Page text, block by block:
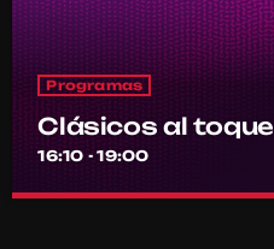
Programas
Clásicos al toque
16:10 - 19:00